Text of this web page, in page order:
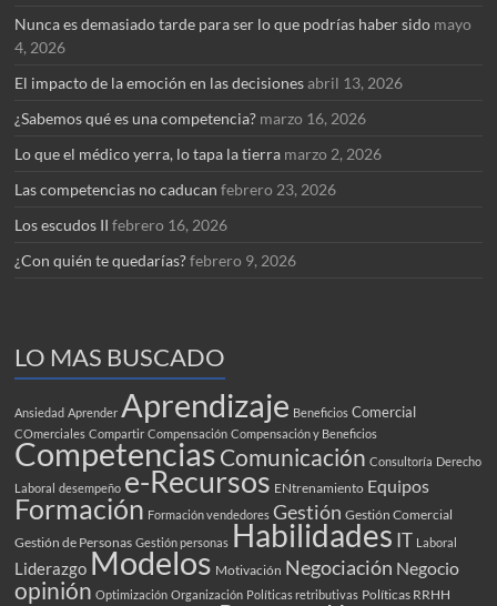
Nunca es demasiado tarde para ser lo que podrías haber sido mayo
4, 2026
El impacto de la emoción en las decisiones abril 13, 2026
¿Sabemos qué es una competencia? marzo 16, 2026
Lo que el médico yerra, lo tapa la tierra marzo 2, 2026
Las competencias no caducan febrero 23, 2026
Los escudos II febrero 16, 2026
¿Con quién te quedarías? febrero 9, 2026
LO MAS BUSCADO
Ansiedad Aprender Aprendizaje Beneficios Comercial
COmerciales Compartir Compensación Compensación y Beneficios
Competencias Comunicación Consultoría Derecho
Laboral desempeño e-Recursos ENtrenamiento Equipos
Formación Formación vendedores Gestión Gestión Comercial
Gestión de Personas Gestión personas Habilidades IT Laboral
Liderazgo Modelos Motivación Negociación Negocio
opinión Optimización Organización Políticas retributivas Políticas RRHH